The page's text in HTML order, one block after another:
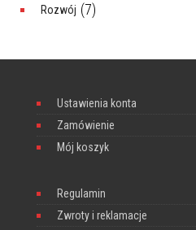
Rozwój (7)
Ustawienia konta
Zamówienie
Mój koszyk
Regulamin
Zwroty i reklamacje